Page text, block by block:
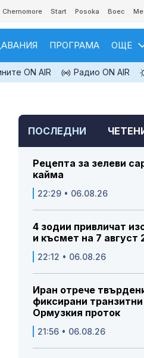
Chernomore Start Posoka Boec
ПРОГРАМА ОЩЕ
ON AIR Радио ON AIR
ПОСЛЕДНИ
Рецепта за зелеви
кайма
22:29 • 06.08.26
4 зодии привличат
и късмет на 7 август
22:12 • 06.08.26
Иран отрече
фиксирани
Ормузкия проток
21:56 • 06.08.26